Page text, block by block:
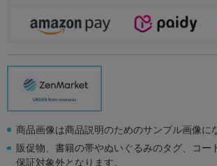
商品画像は商品説明のためのサンプル画像に
販促物、書籍の帯やぬいぐるみのタグ、コー
保証対象外となります。